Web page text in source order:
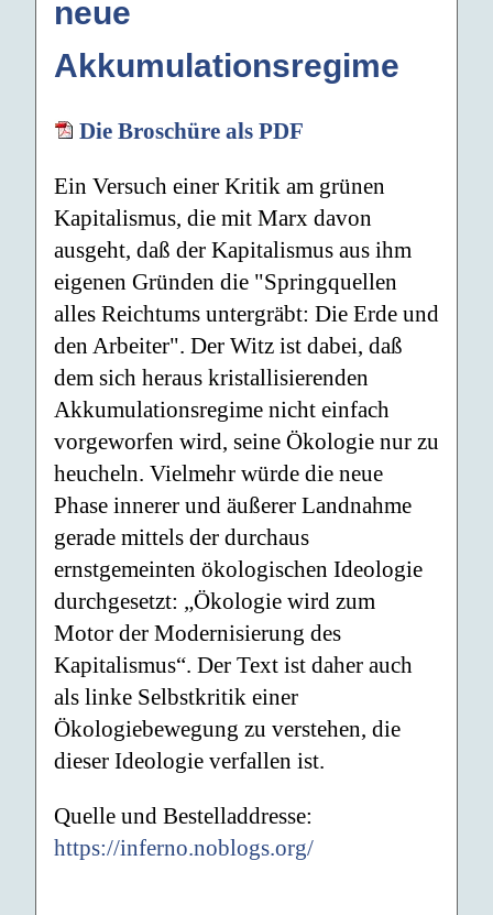
neue
Akkumulationsregime
Die Broschüre als PDF
Ein Versuch einer Kritik am grünen
Kapitalismus, die mit Marx davon
ausgeht, daß der Kapitalismus aus ihm
eigenen Gründen die "Springquellen
alles Reichtums untergräbt: Die Erde und
den Arbeiter". Der Witz ist dabei, daß
dem sich heraus kristallisierenden
Akkumulationsregime nicht einfach
vorgeworfen wird, seine Ökologie nur zu
heucheln. Vielmehr würde die neue
Phase innerer und äußerer Landnahme
gerade mittels der durchaus
ernstgemeinten ökologischen Ideologie
durchgesetzt: „Ökologie wird zum
Motor der Modernisierung des
Kapitalismus“. Der Text ist daher auch
als linke Selbstkritik einer
Ökologiebewegung zu verstehen, die
dieser Ideologie verfallen ist.
Quelle und Bestelladdresse:
https://inferno.noblogs.org/